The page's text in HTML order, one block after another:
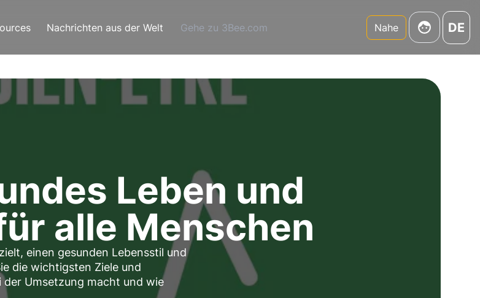
Nachrichten aus der Welt Gehe zu 3Bee.com Nahe DE
Leben und
alle Menschen
einen gesunden Lebensstil und
die wichtigsten Ziele und
Umsetzung macht und wie